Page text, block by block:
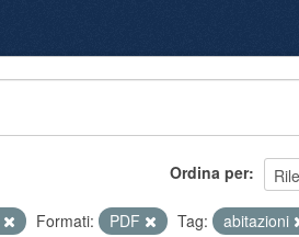
Ordina per
Formati: PDF Tag: abitazioni